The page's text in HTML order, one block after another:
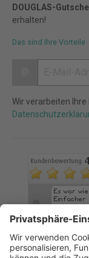
DOUGLAS-
erhalten!
Das sind Ihre Vorteile
Wir verarbeiten